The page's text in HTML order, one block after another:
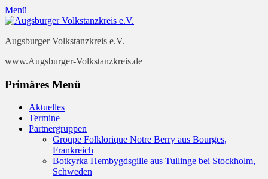
Menü
Augsburger Volkstanzkreis e.V.
www.Augsburger-Volkstanzkreis.de
Primäres Menü
Zum
Inhalt
springen
Aktuelles
Termine
Partnergruppen
Groupe Folklorique Notre Berry aus Bourges,
Frankreich
Botkyrka Hembygdsgille aus Tullinge bei Stockholm,
Schweden